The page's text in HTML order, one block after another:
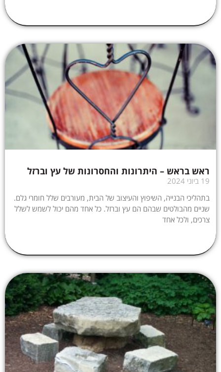
ראש בראש – היתרונות והחסרונות של עץ וברזל
19 ביוני 2024
בתהליכי הבנייה, השיפוץ והעיצוב של הבית, מעורבים שלל חומרי גלם.
שניים מהבולטים שבהם הם עץ וברזל. כל אחד מהם יכול לשמש לשלל
צרכים, ולכל אחד